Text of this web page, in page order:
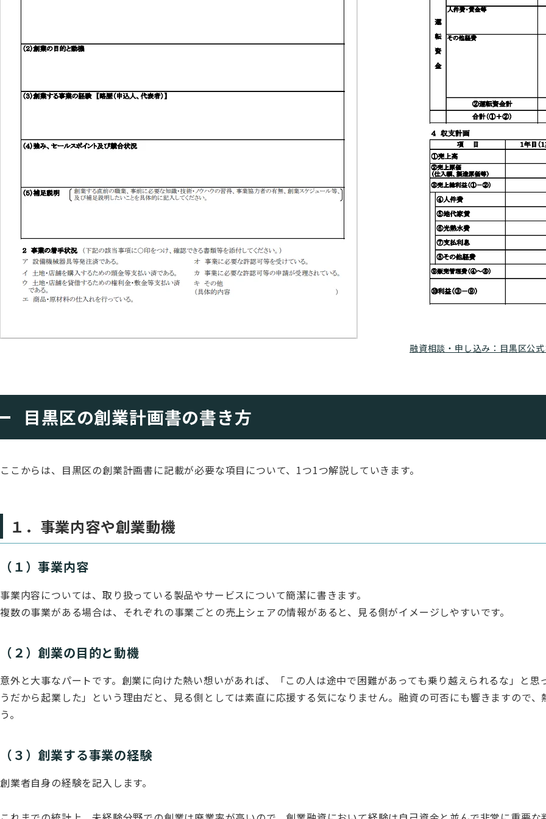
融資相談・申し込み：目黒区
目黒区の創業計画書の書き方
ここからは、目黒区の創業計画書に記載が必要な項目について、1つ1つ解説していきます。
１．事業内容や創業動機
（１）事業内容
事業内容については、取り扱っている製品やサービスについて簡潔に書きます。
複数の事業がある場合は、それぞれの事業ごとの売上シェアの情報があると、見る側がイメージしやすいです。
（２）創業の目的と動機
意外と大事なパートです。創業に向けた熱い想いがあれば、「この人は途中で困難があっても乗り越えられるな」と
うだから起業した」という理由だと、見る側としては素直に応援する気になりません。融資の可否にも響きますので
う。
（３）創業する事業の経験
創業者自身の経験を記入します。